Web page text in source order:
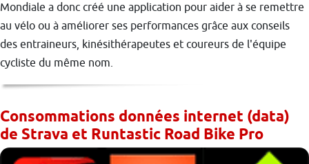
Mondiale a donc créé une application pour aider à se remettre
au vélo ou à améliorer ses performances grâce aux conseils
des entraineurs, kinésithérapeutes et coureurs de l'équipe
cycliste du même nom.
Consommations données internet (data)
de Strava et Runtastic Road Bike Pro